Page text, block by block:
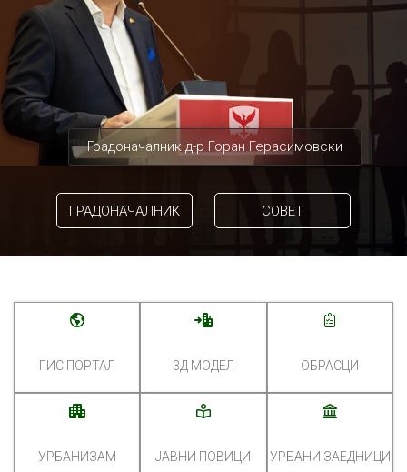
Градоначалник д-р Горан Герасимовски
ГРАДОНАЧАЛНИК СОВЕТ
ГИС ПОРТАЛ 3Д МОДЕЛ ОБРАСЦИ
УРБАНИЗАМ ЈАВНИ ПОВИЦИ УРБАНИ ЗАЕДНИЦИ